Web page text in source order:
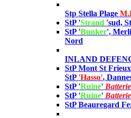
Stp Stella Plage
StP 'Strand 'sud,
StP 'Bunker',
Nord
INLAND
StP Mont St
StP 'Hasso',
StP 'Ruine' Batterie
StP 'Ruine' Batterie
StP Beauregard